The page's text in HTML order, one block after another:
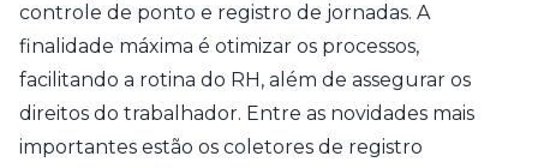
controle de ponto e registro de jornadas. A
finalidade máxima é otimizar os processos,
facilitando a rotina do RH, além de assegurar os
direitos do trabalhador. Entre as novidades mais
importantes estão os coletores de registro